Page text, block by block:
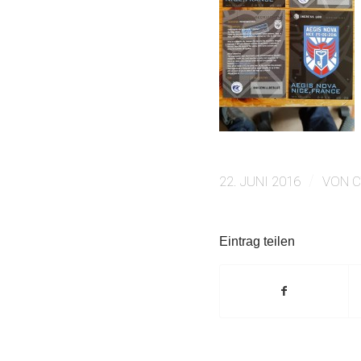
22. JUNI 2016 VON
Eintrag teilen